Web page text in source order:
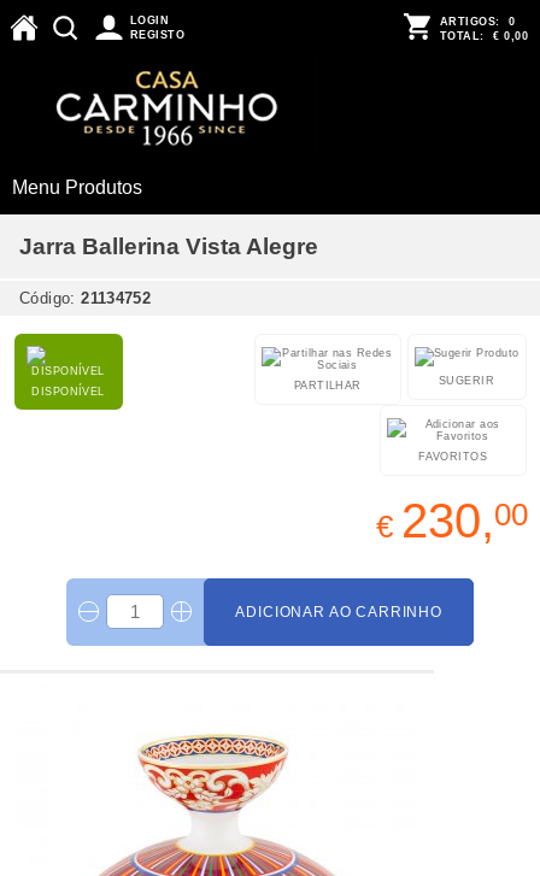
LOGIN
REGISTO
ARTIGOS: 0
TOTAL: € 0,00
Menu Produtos
Jarra Ballerina Vista Alegre
Código:21134752
DISPONÍVEL
SUGERIR
PARTILHAR
FAVORITOS
€ 230,00
ADICIONAR AO CARRINHO